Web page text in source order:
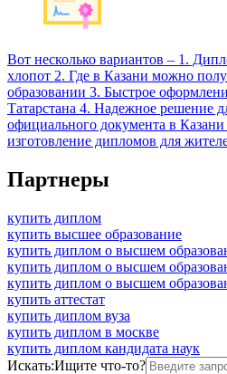
Вот несколько вариантов – 1.
хлопот 2. Где в Казани можно
образовании 3. Быстрое
Татарстана 4. Надежное решение
официального документа в
изготовление дипломов для
Партнеры
купить диплом
купить высшее образование
купить диплом о высшем
купить диплом о высшем
купить диплом о высшем
купить аттестат
купить диплом вуза
купить диплом в москве
купить диплом кандидата наук
Искать:Ищите что-то?